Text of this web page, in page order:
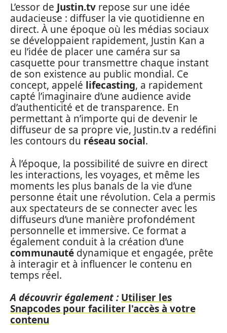
L’essor de Justin.tv repose sur une idée
audacieuse : diffuser la vie quotidienne en
direct. À une époque où les médias sociaux
se développaient rapidement, Justin Kan a
eu l’idée de placer une caméra sur sa
casquette pour transmettre chaque instant
de son existence au public mondial. Ce
concept, appelé lifecasting, a rapidement
capté l’imaginaire d’une audience avide
d’authenticité et de transparence. En
permettant à n’importe qui de devenir le
diffuseur de sa propre vie, Justin.tv a redéfini
les contours du réseau social.
À l’époque, la possibilité de suivre en direct
les interactions, les voyages, et même les
moments les plus banals de la vie d’une
personne était une révolution. Cela a permis
aux spectateurs de se connecter avec les
diffuseurs d’une manière profondément
personnelle et immersive. Ce format a
également conduit à la création d’une
communauté dynamique et engagée, prête
à interagir et à influencer le contenu en
temps réel.
A découvrir également : Utiliser les
Snapcodes pour faciliter l'accès à votre
contenu